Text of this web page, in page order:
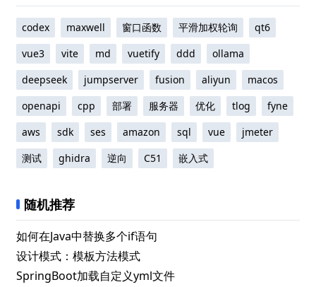
codex maxwell 窗口函数 平滑加权轮询
qt6
vue3
vite md vuetify ddd
ollama
deepseek
jumpserver fusion aliyun
macos
openapi
cpp 部署 服务器 优化 tlog
fyne
aws
sdk ses amazon sql vue
jmeter
测试
ghidra 逆向 C51 嵌入式
随机推荐
如何在Java中替换多个if语句
设计模式：模板方法模式
SpringBoot加载自定义yml文件